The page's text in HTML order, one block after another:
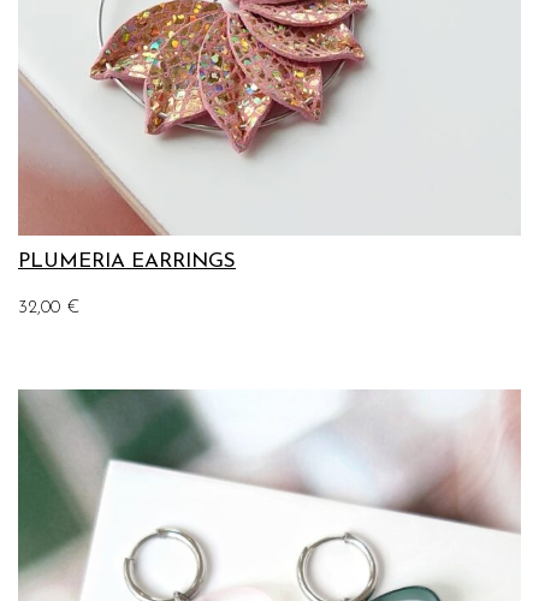
PLUMERIA EARRINGS
32,00 €